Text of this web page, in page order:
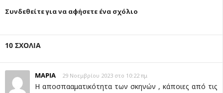
10 ΣΧΟΛΙΑ
ΜΑΡΙΑ 29 Νοεμβρίου 2023 στο 10:22 πμ
Η αποσπααματικότητα των σκηνών , κάποιες από τις
Συνδεθείτε για να αφήσετε ένα σχόλιο